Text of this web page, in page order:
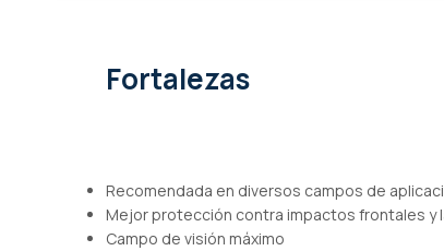
de
Fortalezas
Recomendada en diversos campos de
Mejor protección contra impactos frontales y
Campo de visión máximo